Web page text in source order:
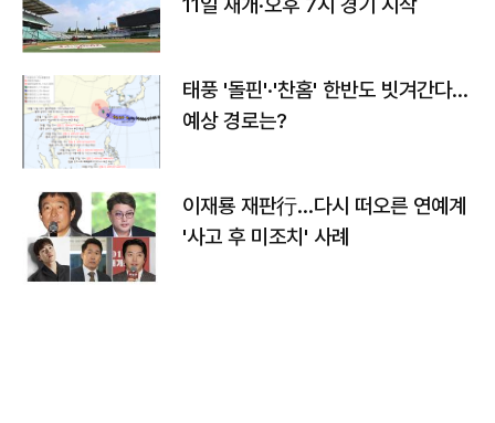
태풍 '돌핀'·'찬홈' 한반도 빗겨간다…
예상 경로는?
이재룡 재판行…다시 떠오른 연예계
'사고 후 미조치' 사례